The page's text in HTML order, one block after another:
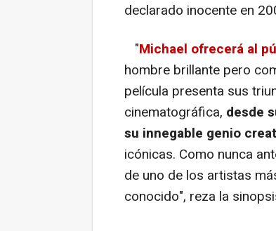
declarado inocente en
"Michael ofrecerá al
hombre brillante pero
película presenta sus
cinematográfica, desde
su innegable genio
icónicas. Como nunca
de uno de los artistas
conocido", reza la